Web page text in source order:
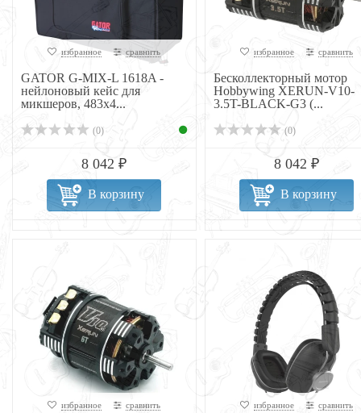
избранное сравнить
GATOR G-MIX-L 1618A -
нейлоновый кейс для
микшеров, 483x4...
(0)
8 042 ₽
В корзину
избранное сравнить
Бесколлекторный мотор
Hobbywing XERUN-V10-
3.5T-BLACK-G3 (...
(0)
8 042 ₽
В корзину
избранное сравнить избранное сравнить